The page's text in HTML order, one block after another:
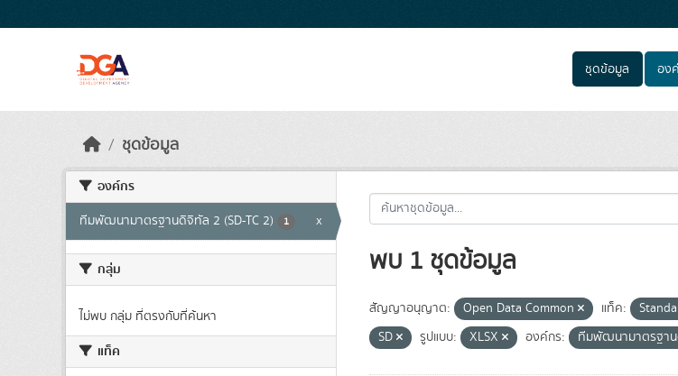
ชุดข้อมูล อง
ชุดข้อมูล
องค์กร
ทีมพัฒนามาตรฐานดิจิทัล 2 (SD-TC 2) 1 x
กลุ่ม
ไม่พบ กลุ่ม ที่ตรงกับที่ค้นหา
แท็ค
พบ 1 ชุดข้อมูล
สัญญาอนุญาต: Open Data Common แท็ค:
SD
รูปแบบ: XLSX องค์กร: ทีมพัฒนามาตรฐาน